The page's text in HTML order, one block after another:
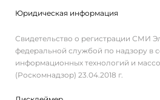
Юридическая информация
Свидетельство о регистрации СМИ
федеральной службой по надзору в
информационных технологий и
(Роскомнадзор) 23.04.2018 г.